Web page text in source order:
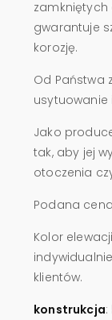
gwarantuje
korozję.
Od Państwa
usytuowanie
Jako
tak, aby jej
otoczenia
Podana
Kolor
klientów.
konstrukcja